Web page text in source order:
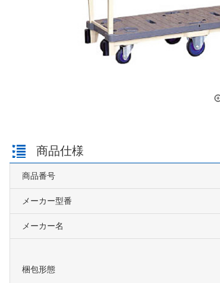
商品仕様
商品番号
メーカー型番
メーカー名
梱包形態